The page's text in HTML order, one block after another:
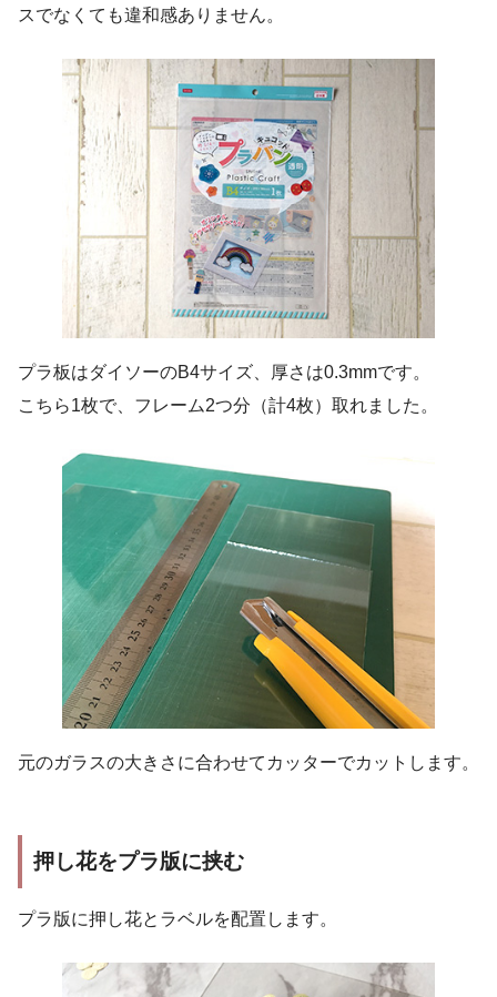
スでなくても違和感ありません。
プラ板はダイソーのB4サイズ、厚さは0.3mmです。
こちら1枚で、フレーム2つ分（計4枚）取れました。
元のガラスの大きさに合わせてカッターでカットします。
押し花をプラ版に挟む
プラ版に押し花とラベルを配置します。